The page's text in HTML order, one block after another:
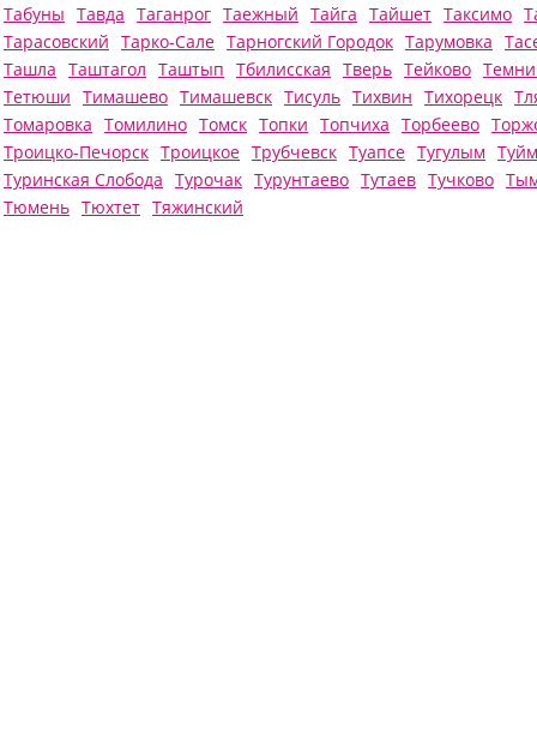
Табуны Тавда Таганрог Таежный Тайга Тайшет Таксимо
Тарасовский Тарко-Сале Тарногский Городок Тарумовка
Ташла Таштагол Таштып Тбилисская Тверь Тейково
Тетюши Тимашево Тимашевск Тисуль Тихвин Тихорецк
Томаровка Томилино Томск Топки Топчиха Торбеево
Троицко-Печорск Троицкое Трубчевск Туапсе Тугулым
Туринская Слобода Турочак Турунтаево Тутаев Тучково
Тюмень Тюхтет Тяжинский